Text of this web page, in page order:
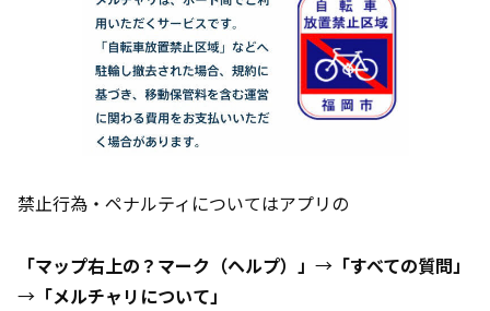
禁止行為・ペナルティについてはアプリの
「マップ右上の？マーク（ヘルプ）」 → 「すべての質問」
→ 「メルチャリについて」